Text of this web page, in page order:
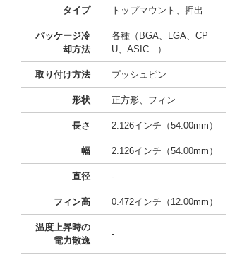
タイプ トップマウント、押出
パッケージ冷
却方法
各種（BGA、LGA、CP
U、ASIC...）
取り付け方法 プッシュピン
形状 正方形、フィン
長さ 2.126インチ（54.00mm）
幅 2.126インチ（54.00mm）
直径 -
フィン高 0.472インチ（12.00mm）
温度上昇時の
電力散逸
-